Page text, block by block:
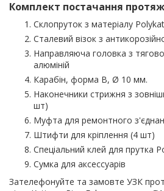
Комплект постачання
Склопруток з матеріалу
Сталевий візок з
Направляюча головка з
алюміній
Карабін, форма B, Ø 10 мм.
Наконечники стрижня з
шт)
Муфта для ремонтного
Штифти для кріплення (4 шт)
Спеціальний клей для прутка
Сумка для аксессуарів
Зателефонуйте та замовте УЗК